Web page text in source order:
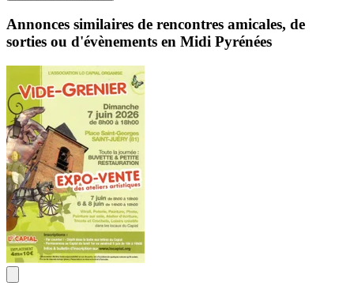
Annonces similaires de rencontres amicales, de
sorties ou d'évènements en Midi Pyrénées